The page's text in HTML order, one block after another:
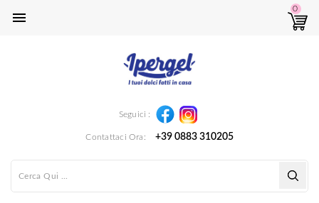

0
Seguici : Facebook
Contattaci Ora: +39 0883 310205